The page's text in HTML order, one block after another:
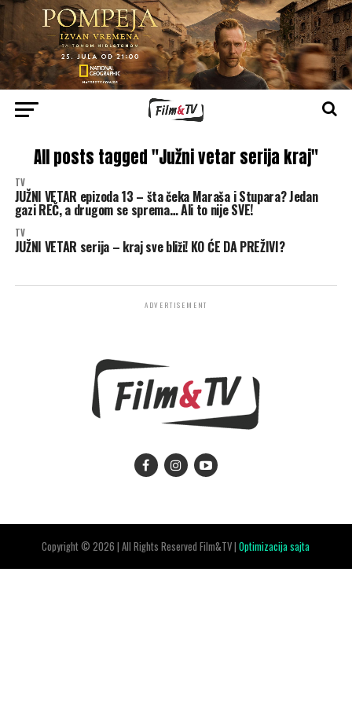
All posts tagged "Južni vetar serija kraj"
TV
JUŽNI VETAR epizoda 13 – šta čeka Maraša i Stupara? Jedan
gazi REČ, a drugom se sprema… Ali to nije SVE!
TV
JUŽNI VETAR serija – kraj sve bliži! KO ĆE DA PREŽIVI?
ADVERTISEMENT
Copyright © 2026 | All Rights Reserved Film&TV |Optimizacija sajta